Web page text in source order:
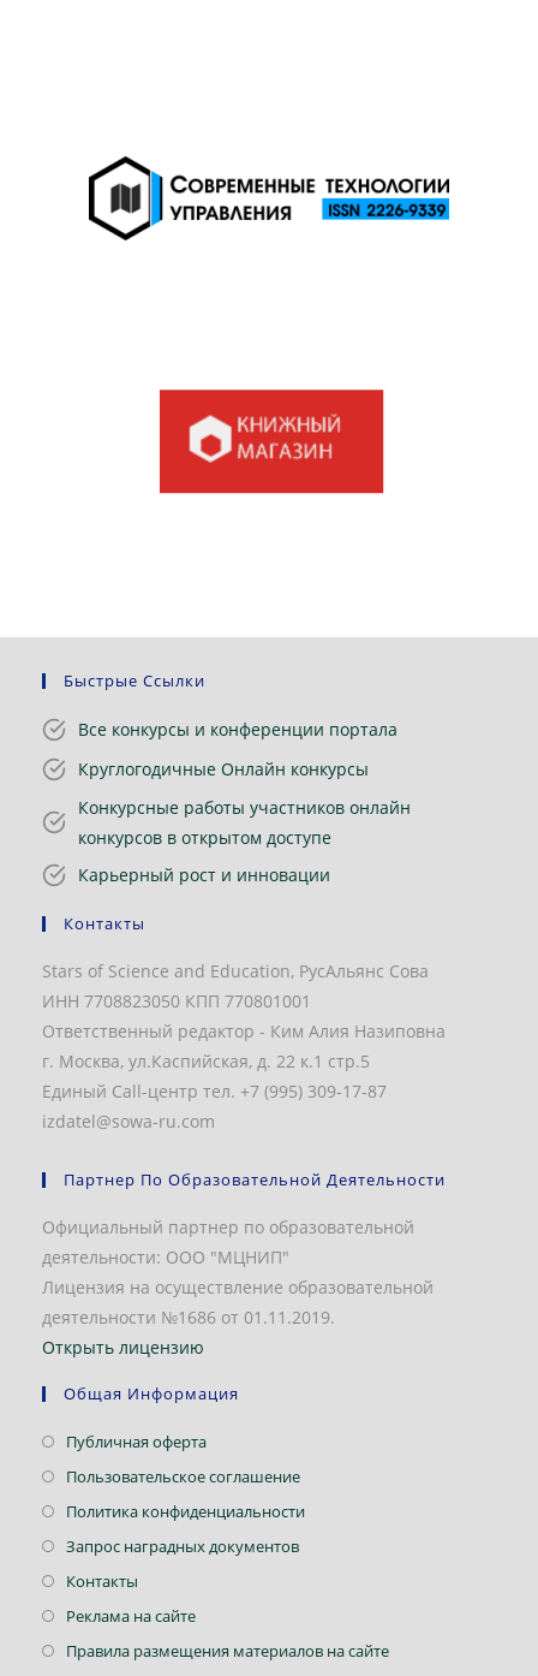
Быстрые Ссылки
Все конкурсы и конференции портала
Круглогодичные Онлайн конкурсы
Конкурсные работы участников онлайн
конкурсов в открытом доступе
Карьерный рост и инновации
Контакты
Stars of Science and Education, РусАльянс Сова
ИНН 7708823050 КПП 770801001
Ответственный редактор - Ким Алия Назиповна
г. Москва, ул.Каспийская, д. 22 к.1 стр.5
Единый Call-центр тел. +7 (995) 309-17-87
izdatel@sowa-ru.com
Партнер По Образовательной Деятельности
Официальный партнер по образовательной
деятельности: ООО "МЦНИП"
Лицензия на осуществление образовательной
деятельности №1686 от 01.11.2019.
Открыть лицензию
Общая Информация
Публичная оферта
Пользовательское соглашение
Политика конфиденциальности
Запрос наградных документов
Контакты
Реклама на сайте
Правила размещения материалов на сайте